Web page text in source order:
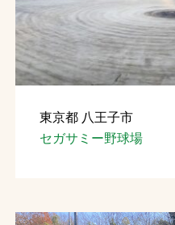
東京都 八王子市
セガサミー野球場